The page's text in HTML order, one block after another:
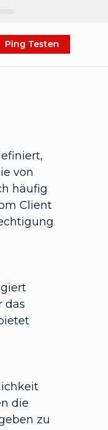
Ping Testen
von
häufig
Client
das
die
zu